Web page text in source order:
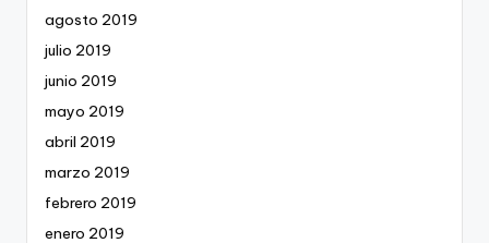
agosto 2019
julio 2019
junio 2019
mayo 2019
abril 2019
marzo 2019
febrero 2019
enero 2019